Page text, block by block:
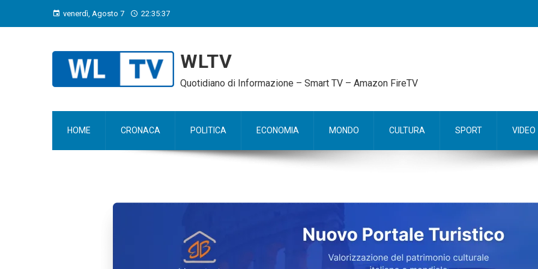
venerdì, Agosto 7 22:35:38
WLTV
Quotidiano di Informazione – Smart TV – Amazon FireTV
HOME CRONACA POLITICA ECONOMIA MONDO CULTURA SPORT VIDEO